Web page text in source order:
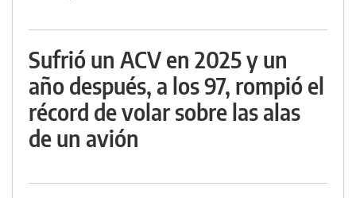
Sufrió un ACV en 2025 y un
año después, a los 97, rompió el
récord de volar sobre las alas
de un avión